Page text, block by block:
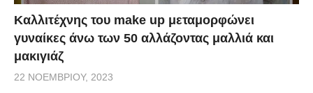
Καλλιτέχνης του make up μεταμορφώνει
γυναίκες άνω των 50 αλλάζοντας μαλλιά και
μακιγιάζ
22 ΝΟΕΜΒΡΊΟΥ, 2023